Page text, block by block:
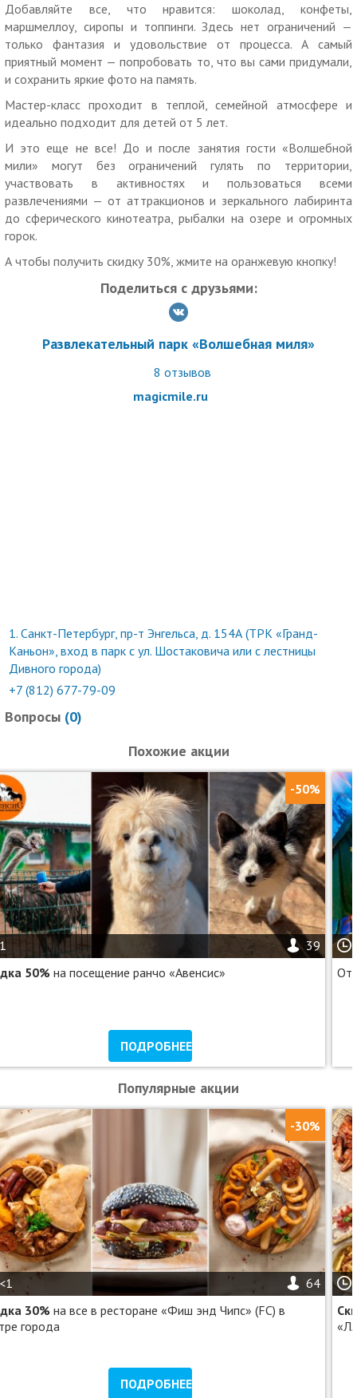
Время работы: ежедневно: с 10:00 до 21:00.
Услуги (товары) предоставляются ООО «Волшебная миля»,
ОГРН1177847091223
Добавляйте все, что нравится: шоколад, конфеты,
маршмеллоу, сиропы и топпинги. Здесь нет ограничений —
только фантазия и удовольствие от процесса. А самый
приятный момент — попробовать то, что вы сами придумали,
и сохранить яркие фото на память.
Мастер-класс проходит в теплой, семейной атмосфере и
идеально подходит для детей от 5 лет.
И это еще не все! До и после занятия гости «Волшебной
мили» могут без ограничений гулять по территории,
участвовать в активностях и пользоваться всеми
развлечениями — от аттракционов и зеркального лабиринта
до сферического кинотеатра, рыбалки на озере и огромных
горок.
А чтобы получить скидку 30%, жмите на оранжевую кнопку!
Поделиться с друзьями:
Развлекательный парк «Волшебная миля»
8 отзывов
magicmile.ru
1. Санкт-Петербург, пр-т Энгельса, д. 154А (ТРК «Гранд-
Каньон», вход в парк с ул. Шостаковича или с лестницы
Дивного города)
+7 (812) 677-79-09
Вопросы (0)
Похожие акции
-50%
1
39
50% на посещение ранчо «Авенсис»
ПОДРОБНЕЕ
От
Популярные акции
-30%
<1
64
30% на все в ресторане «Фиш энд Чипс» (FC) в
города
ПОДРОБНЕЕ